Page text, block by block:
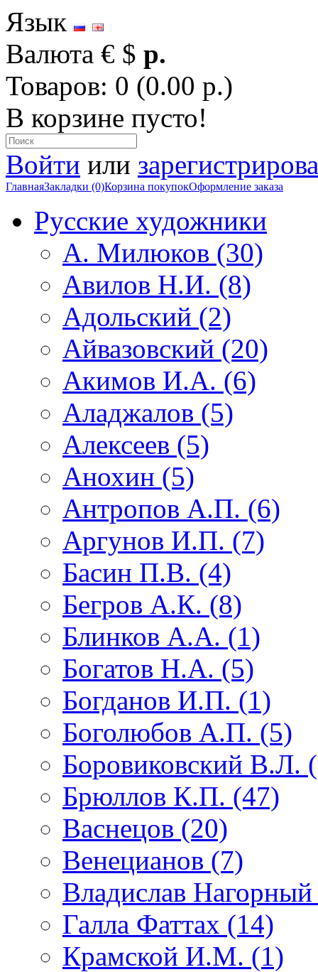
Язык
Валюта € $ р.
Товаров: 0 (0.00 р.)
В корзине пусто!
Войти или
ГлавнаяЗакладки (0)Корзина покупокОформление заказа
Русские художники
А. Милюков (30)
Авилов Н.И. (8)
Адольский (2)
Айвазовский (20)
Акимов И.А. (6)
Аладжалов (5)
Алексеев (5)
Анохин (5)
Антропов А.П. (6)
Аргунов И.П. (7)
Басин П.В. (4)
Бегров А.К. (8)
Блинков А.А. (1)
Богатов Н.А. (5)
Богданов И.П. (1)
Боголюбов А.П. (5)
Боровиковский В.Л.
Брюллов К.П. (47)
Васнецов (20)
Венецианов (7)
Владислав
Галла Фаттах (14)
Крамской И.М. (1)